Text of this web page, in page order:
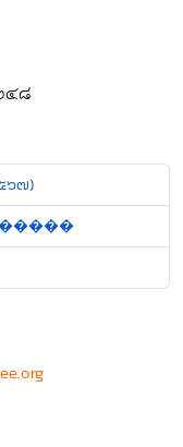
๘
๖๗)
ช �����